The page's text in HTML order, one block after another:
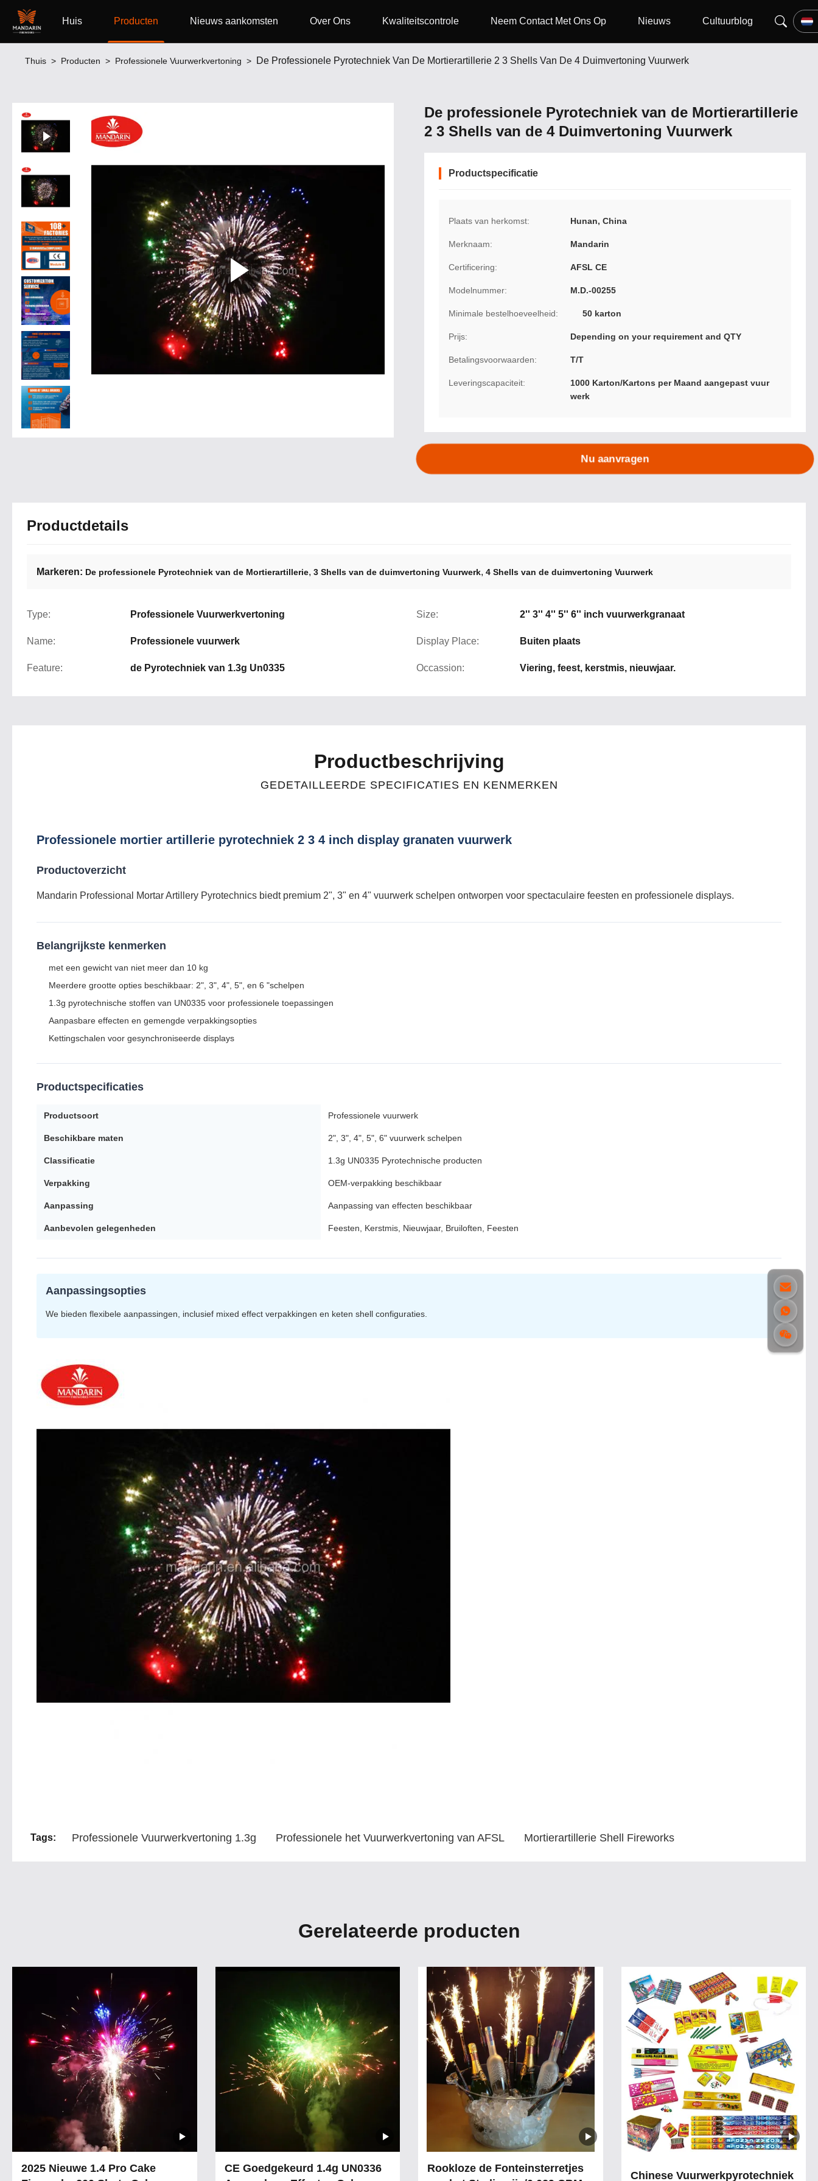
Huis Producten Nieuws aankomsten Over Ons Kwaliteitscontrole Neem Contact Met Ons Op Nieuws Cultuurblog
Thuis > Producten > Professionele Vuurwerkvertoning > De Professionele Pyrotechniek Van De Mortierartillerie 2 3 Shells Van De 4 Duimvertoning Vuurwerk
De professionele Pyrotechniek van de Mortierartillerie
2 3 Shells van de 4 Duimvertoning Vuurwerk
Productspecificatie
Plaats van herkomst: Hunan, China
Merknaam: Mandarin
Certificering: AFSL CE
Modelnummer: M.D.-00255
Minimale bestelhoeveelheid: 50 karton
Prijs: Depending on your requirement and QTY
Betalingsvoorwaarden: T/T
Leveringscapaciteit:
1000 Karton/Kartons per Maand aangepast vuur
werk
Nu aanvragen
Productdetails
Markeren: De professionele Pyrotechniek van de Mortierartillerie, 3 Shells van de duimvertoning Vuurwerk, 4 Shells van de duimvertoning Vuurwerk
Type: Professionele Vuurwerkvertoning Size: 2'' 3'' 4'' 5'' 6'' inch vuurwerkgranaat
Name: Professionele vuurwerk Display Place: Buiten plaats
Feature: de Pyrotechniek van 1.3g Un0335 Occassion: Viering, feest, kerstmis, nieuwjaar.
Productbeschrijving
GEDETAILLEERDE SPECIFICATIES EN KENMERKEN
Professionele mortier artillerie pyrotechniek 2 3 4 inch display granaten vuurwerk
Productoverzicht
Mandarin Professional Mortar Artillery Pyrotechnics biedt premium 2", 3" en 4" vuurwerk schelpen ontworpen voor spectaculaire feesten en professionele displays.
Belangrijkste kenmerken
met een gewicht van niet meer dan 10 kg
Meerdere grootte opties beschikbaar: 2", 3", 4", 5", en 6 "schelpen
1.3g pyrotechnische stoffen van UN0335 voor professionele toepassingen
Aanpasbare effecten en gemengde verpakkingsopties
Kettingschalen voor gesynchroniseerde displays
Productspecificaties
Productsoort Professionele vuurwerk
Beschikbare maten 2", 3", 4", 5", 6" vuurwerk schelpen
Classificatie 1.3g UN0335 Pyrotechnische producten
Verpakking OEM-verpakking beschikbaar
Aanpassing Aanpassing van effecten beschikbaar
Aanbevolen gelegenheden Feesten, Kerstmis, Nieuwjaar, Bruiloften, Feesten
Aanpassingsopties
We bieden flexibele aanpassingen, inclusief mixed effect verpakkingen en keten shell configuraties.
Tags: Professionele Vuurwerkvertoning 1.3g Professionele het Vuurwerkvertoning van AFSL Mortierartillerie Shell Fireworks
Gerelateerde producten
2025 Nieuwe 1.4 Pro Cake
CE Goedgekeurd 1.4g UN0336
Rookloze de Fonteinsterretjes
Chinese Vuurwerkpyrotechniek